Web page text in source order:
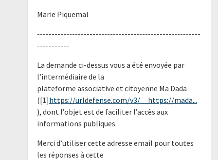
Marie Piquemal
--------------------------------------------------------
-----------
La demande ci-dessus vous a été envoyée par
l’intermédiaire de la
plateforme associative et citoyenne Ma Dada
([1]https://urldefense.com/v3/__https://mada...
), dont l’objet est de faciliter l’accès aux
informations publiques.
Merci d’utiliser cette adresse email pour toutes
les réponses à cette